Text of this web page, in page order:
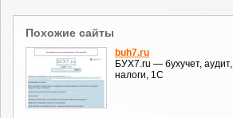
Похожие сайты
buh7.ru
БУХ7.ru — бухучет, аудит,
налоги, 1С